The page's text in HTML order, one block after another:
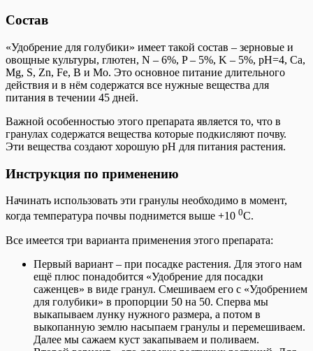
Состав
«Удобрение для голубики» имеет такой состав – зерновые и
овощные культуры, глютен, N – 6%, P – 5%, K – 5%, рН=4, Ca,
Mg, S, Zn, Fe, B и Mo. Это основное питание длительного
действия и в нём содержатся все нужные вещества для
питания в течении 45 дней.
Важной особенностью этого препарата является то, что в
гранулах содержатся вещества которые подкисляют почву.
Эти вещества создают хорошую pH для питания растения.
Инструкция по применению
Начинать использовать эти гранулы необходимо в момент,
когда температура почвы поднимется выше +10 0С.
Все имеется три варианта применения этого препарата:
Первый вариант – при посадке растения. Для этого нам
ещё плюс понадобится «Удобрение для посадки
саженцев» в виде гранул. Смешиваем его с «Удобрением
для голубики» в пропорции 50 на 50. Сперва мы
выкапываем лунку нужного размера, а потом в
выкопанную землю насыпаем гранулы и перемешиваем.
Далее мы сажаем куст закапываем и поливаем.